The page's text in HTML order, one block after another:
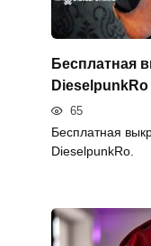
Бесплатная
DieselpunkRo
65
Бесплатная
DieselpunkRo.